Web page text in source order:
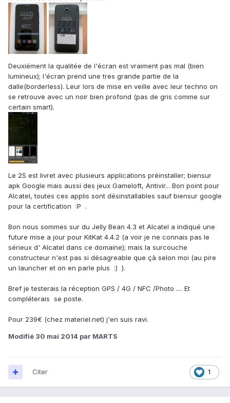
Deuxiément la qualitée de l'écran est vraiment pas mal (bien
lumineux); l'écran prend une tres grande partie de la
dalle(borderless). Leur lors de mise en veille avec leur techno on
se retrouve avec un noir bien profond (pas de gris comme sur
certain smart).
Le 2S est livret avec plusieurs applications préinstaller; biensur
apk Google mais aussi des jeux Gameloft, Antivir... Bon point pour
Alcatel, toutes ces applis sont désinstallables sauf biensur google
pour la certification :P .
Bon nous sommes sur du Jelly Bean 4.3 et Alcatel a indiqué une
future mise a jour pour KitKat 4.4.2 (a voir je ne connais pas le
sérieux d' Alcatel dans ce domaine); mais la surcouche
constructeur n'est pas si désagreable que çà selon moi (au pire
un launcher et on en parle plus :) ).
Bref je testerais la réception GPS / 4G / NFC /Photo .... Et
compléterais se poste.
Pour 239€ (chez materiel.net) j'en suis ravi.
Modifié 30 mai 2014 par MARTS
1
Citer